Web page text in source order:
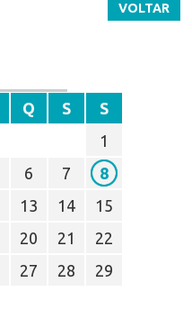
VOLTAR
Q S
S
1
6 7
8
13 14
15
20 21
22
27 28
29